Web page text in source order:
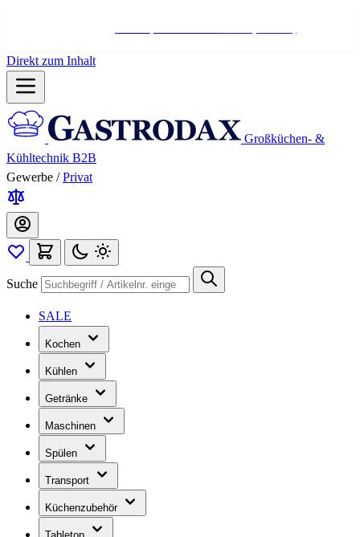
Direkt zum Inhalt
Großküchen- &
Kühltechnik B2B
Gewerbe / Privat
Suche
SALE
Kochen
Kühlen
Getränke
Maschinen
Spülen
Transport
Küchenzubehör